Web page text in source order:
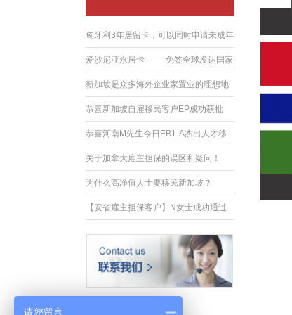
匈牙利3年居留卡，可以同时申请未成年
子女以
爱沙尼亚永居卡 —— 免签全球发达国家
新加坡是众多海外企业家置业的理想地
点
恭喜新加坡自雇移民客户EP成功获批
恭喜河南M先生今日EB1-A杰出人才移
民获批
关于加拿大雇主担保的误区和疑问！
为什么高净值人士要移民新加坡？
【安省雇主担保客户】N女士成功通过
请您留言